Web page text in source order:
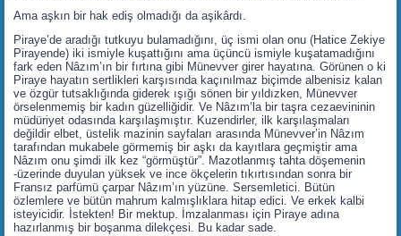
Ama aşkın bir hak ediş olmadığı da aşikârdı.
Piraye’de aradığı tutkuyu bulamadığını, üç ismi olan onu (Hatice Zekiye
Pirayende) iki ismiyle kuşattığını ama üçüncü ismiyle kuşatamadığını
fark eden Nâzım’ın bir fırtına gibi Münevver girer hayatına. Görünen o ki
Piraye hayatın sertlikleri karşısında kaçınılmaz biçimde albenisiz kalan
ve özgür tutsaklığında giderek ışığı sönen bir yıldızken, Münevver
örselenmemiş bir kadın güzelliğidir. Ve Nâzım’la bir taşra cezaevininin
müdüriyet odasında karşılaşmıştır. Kuzendirler, ilk karşılaşmaları
değildir elbet, üstelik mazinin sayfaları arasında Münevver’in Nâzım
tarafından mukabele görmemiş bir aşkı da kayıtlara geçmiştir ama
Nâzım onu şimdi ilk kez “görmüştür”. Mazotlanmış tahta döşemenin
-üzerinde duyulan yüksek ve ince ökçelerin tıkırtısından sonra bir
Fransız parfümü çarpar Nâzım’ın yüzüne. Sersemletici. Bütün
özlemlere ve bütün mahrum kalmışlıklara hitap edici. Ve erkek kalbi
isteyicidir. İstekten! Bir mektup. İmzalanması için Piraye adına
hazırlanmış bir boşanma dilekçesi. Bu kadar sade.